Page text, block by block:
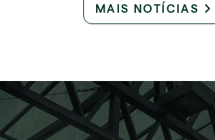
MAIS NOTÍCIAS